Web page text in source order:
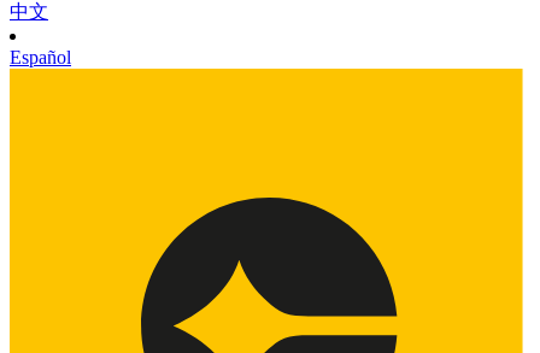
中文
Español